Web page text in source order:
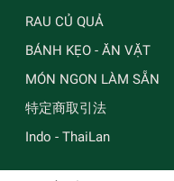
RAU CỦ QUẢ
BÁNH KẸO - ĂN VẶT
MÓN NGON LÀM SẴN
特定商取引法
Indo - ThaiLan